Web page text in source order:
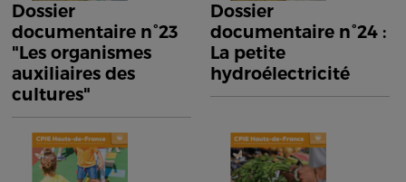
Dossier
documentaire n°23
"Les organismes
auxiliaires des
cultures"
Dossier
documentaire n°24 :
La petite
hydroélectricité